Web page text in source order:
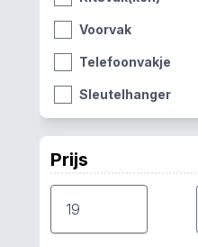
Voorvak
Telefoonvakje
Sleutelhanger
Prijs